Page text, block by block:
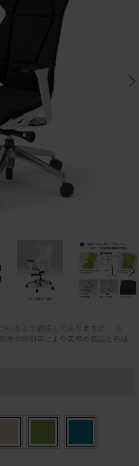
けるよう徹底しておりますが、 お
屋の照明等により実際の商品と色味